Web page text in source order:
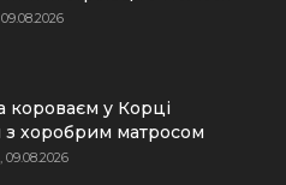
09.08.2026
короваєм у Корці
хоробрим матросом
09.08.2026